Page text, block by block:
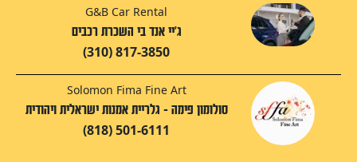
G&B Car Rental
ג'יי אנד בי השכרת רכבים
(310) 817-3850
Solomon Fima Fine Art
סולומון פימה - גלריית אמנות ישראלית ויהודית
(818) 501-6111